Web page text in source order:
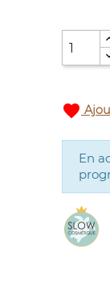
favorite
En